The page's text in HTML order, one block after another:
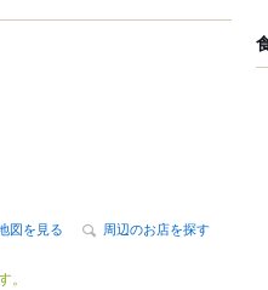
図を見る 周辺のお店を探す